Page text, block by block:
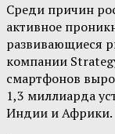
Среди причин
активное
развивающиеся
компании
смартфонов
1,3 миллиарда
Индии и Африки.